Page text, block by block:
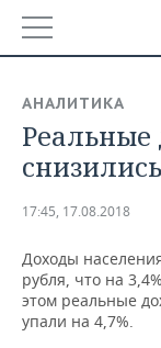
ТАТАРСТАН
НОВОСТИ
АНАЛИТИКА
ДЕКЛАРАЦИИ
КОРОЛИ
НОВОСТИ
ФИНАНСЫ
НОВОСТИ
НЕДВИЖИМОСТЬ
АНАЛИТИКА
Реальные
17:45, 17.08.2018
Доходы
рубля, что на
этом реальные
упали на 4,7%.